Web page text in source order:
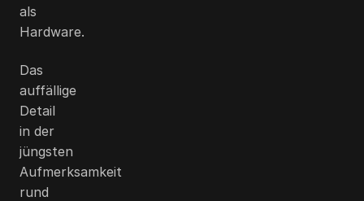
als
Hardware.
Das
auffällige
Detail
in der
jüngsten
Aufmerksamkeit
rund